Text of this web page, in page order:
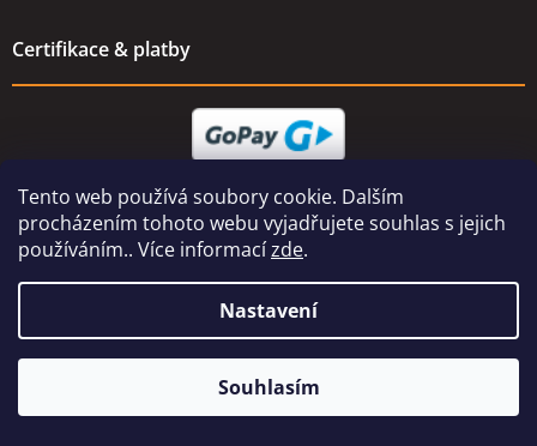
Tento web používá soubory cookie. Dalším
procházením tohoto webu vyjadřujete souhlas s jejich
používáním.. Více informacízde.
Nastavení
Souhlasím
Naše prodejna na adrese Dolní Vinice 454, 277 41 Kly je otevřena
Certifikace & platby